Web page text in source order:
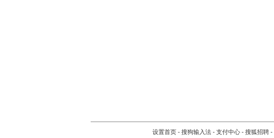
设置首页 - 搜狗输入法 - 支付中心 - 搜狐招聘 -